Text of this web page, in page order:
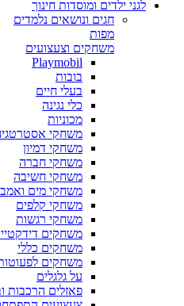
לגני ילדים ומוסדות חינוך
חגים ונושאים נלמדים
מפות
משחקים וצעצועים
Playmobil
בובות
בעלי חיים
כלי נגינה
מכוניות
משחקי
משחקי דמיון
משחקי חברה
משחקי חשיבה
משחקי מים
משחקי קלפים
משחקי רגשות
משחקים
משחקים כללי
משחקים
על גלגלים
פאזלים הרכבות